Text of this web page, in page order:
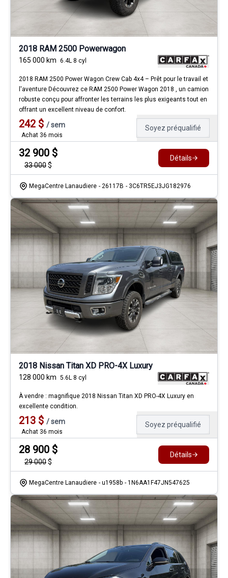
2018 RAM 2500 Powerwagon
165 000 km 6.4L 8 cyl
2018 RAM 2500 Power Wagon Crew Cab 4x4 – Prêt pour le travail et
l'aventure Découvrez ce RAM 2500 Power Wagon 2018 , un camion
robuste conçu pour affronter les terrains les plus exigeants tout en
offrant un excellent niveau de confort.
242 $ /sem
Achat 36 mois
Soyez préqualifié
32 900 $
33 000$
Détails
MegaCentre Lanaudiere - 26117B - 3C6TR5EJ3JG182976
2018 Nissan Titan XD PRO-4X Luxury
128 000 km 5.6L 8 cyl
À vendre : magnifique 2018 Nissan Titan XD PRO-4X Luxury en
excellente condition.
213 $ /sem
Achat 36 mois
Soyez préqualifié
28 900 $
29 000$
Détails
MegaCentre Lanaudiere - u1958b - 1N6AA1F47JN547625